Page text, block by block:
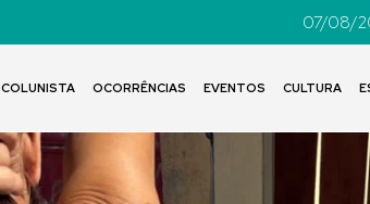
07/08/
COLUNISTA OCORRÊNCIAS EVENTOS CULTURA